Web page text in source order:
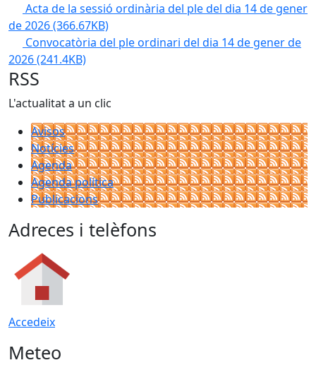
Acta de la sessió ordinària del ple del dia 14 de gener
de 2026(366.67KB)
Convocatòria del ple ordinari del dia 14 de gener de
2026(241.4KB)
RSS
L'actualitat a un clic
Avisos
Notícies
Agenda
Agenda política
Publicacions
Adreces i telèfons
Accedeix
Meteo